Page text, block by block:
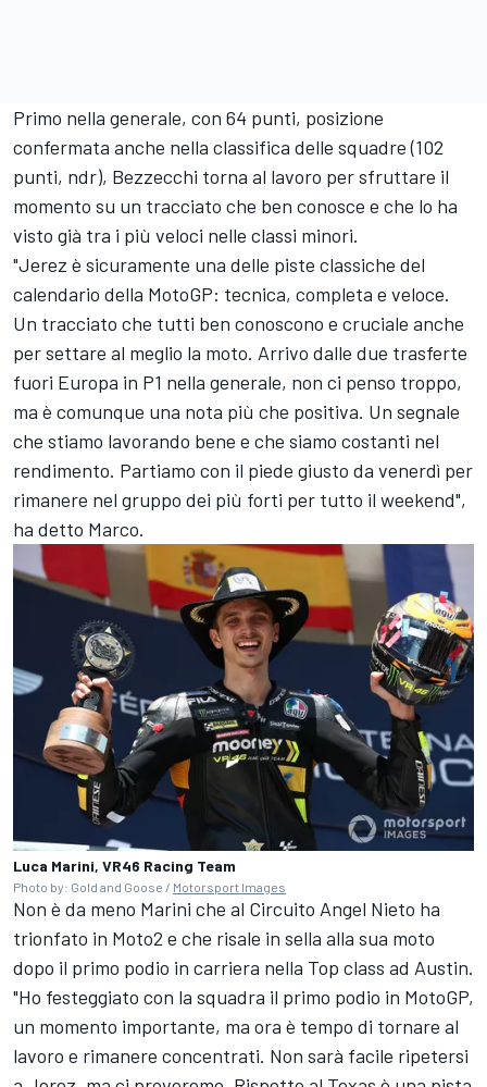
Primo nella generale, con 64 punti, posizione
confermata anche nella classifica delle squadre (102
punti, ndr), Bezzecchi torna al lavoro per sfruttare il
momento su un tracciato che ben conosce e che lo ha
visto già tra i più veloci nelle classi minori.
"Jerez è sicuramente una delle piste classiche del
calendario della MotoGP: tecnica, completa e veloce.
Un tracciato che tutti ben conoscono e cruciale anche
per settare al meglio la moto. Arrivo dalle due trasferte
fuori Europa in P1 nella generale, non ci penso troppo,
ma è comunque una nota più che positiva. Un segnale
che stiamo lavorando bene e che siamo costanti nel
rendimento. Partiamo con il piede giusto da venerdì per
rimanere nel gruppo dei più forti per tutto il weekend",
ha detto Marco.
Luca Marini, VR46 Racing Team
Photo by: Gold and Goose / Motorsport Images
Non è da meno Marini che al Circuito Angel Nieto ha
trionfato in Moto2 e che risale in sella alla sua moto
dopo il primo podio in carriera nella Top class ad Austin.
"Ho festeggiato con la squadra il primo podio in MotoGP,
un momento importante, ma ora è tempo di tornare al
lavoro e rimanere concentrati. Non sarà facile ripetersi